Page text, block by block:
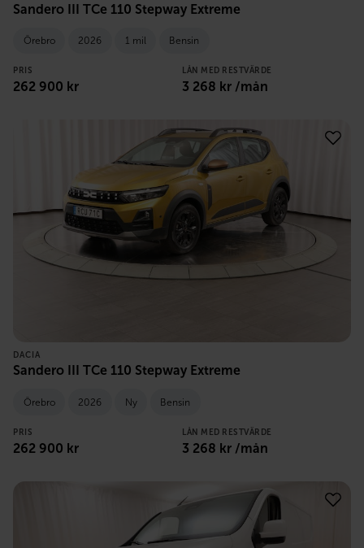
Sandero III TCe 110 Stepway Extreme
Örebro 2026 1 mil Bensin
PRIS
262 900 kr
LÅN MED RESTVÄRDE
3 268 kr /mån
DACIA
Sandero III TCe 110 Stepway Extreme
Örebro 2026 Ny Bensin
PRIS
262 900 kr
LÅN MED RESTVÄRDE
3 268 kr /mån